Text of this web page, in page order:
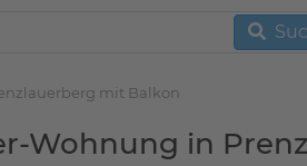
mit Balkon
Wohnung in